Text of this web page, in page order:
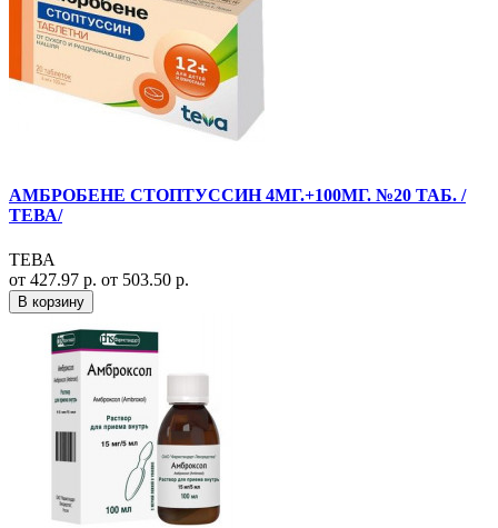
АМБРОБЕНЕ СТОПТУССИН 4МГ.+100МГ. №20 ТАБ. /
ТЕВА/
ТЕВА
от 427.97 р. от 503.50 р.
В корзину